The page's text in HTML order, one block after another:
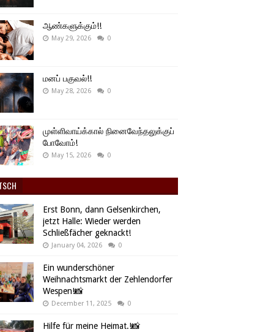
ஆண்களுக்கும்!!
May 29, 2026 0
மனப் பகுவல்!!
May 28, 2026 0
முள்ளிவாய்க்கால் நினைவேந்தலுக்குப்
போவோம்!
May 15, 2026 0
Erst Bonn, dann Gelsenkirchen,
jetzt Halle: Wieder werden
Schließfächer geknackt!
January 04, 2026 0
Ein wunderschöner
Weihnachtsmarkt der Zehlendorfer
Wespen!📸
December 11, 2025 0
Hilfe für meine Heimat.!📸